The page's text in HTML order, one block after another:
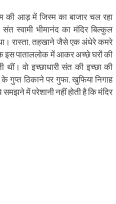
की आड़ में जिस्म का बाजार चल रहा
संत स्वामी भीमानंद का मंदिर बिल्कुल
रास्ता, तहखाने जैसे एक अंधेरे कमरे
इस पाताललोक में आकर अच्छे घरों की
थीं। वो इच्छाधारी संत की इच्छा की
गुप्त ठिकाने पर गुफा, खुफिया निगाह
में परेशानी नहीं होती है कि मंदिर